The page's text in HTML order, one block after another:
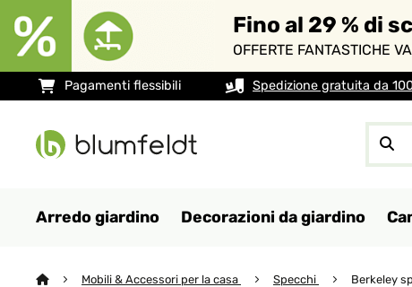
Fino al 29 % di
OFFERTE FANTASTICHE
Pagamenti flessibili Spedizione gratuita da
Arredo giardino Decorazioni da giardino
Mobili & Accessori per la casa Specchi Berkeley